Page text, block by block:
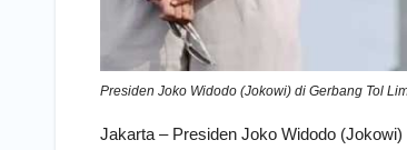
Presiden Joko Widodo (Jokowi) di Gerbang Tol
Jakarta – Presiden Joko Widodo